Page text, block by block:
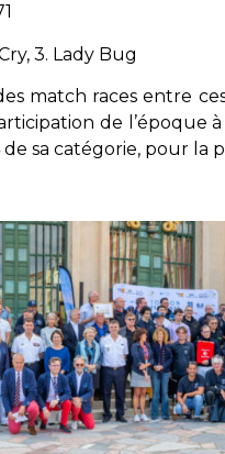
3. Lady Bug
match races entre
de l’époque à
sa catégorie, pour la